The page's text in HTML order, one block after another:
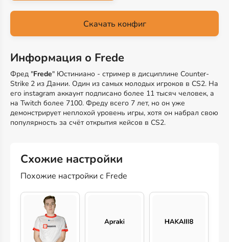
Скачать конфиг
Информация о Frede
Фред "Frede" Юстиниано - стример в дисциплине Counter-
Strike 2 из Дании. Один из самых молодых игроков в CS2. На
его instagram аккаунт подписано более 11 тысяч человек, а
на Twitch более 7100. Фреду всего 7 лет, но он уже
демонстрирует неплохой уровень игры, хотя он набрал свою
популярность за счёт открытия кейсов в CS2.
Схожие настройки
Похожие настройки с Frede